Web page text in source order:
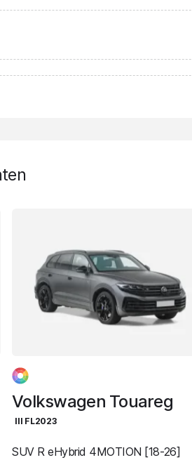
Volkswagen Touareg
III FL2023
SUV R eHybrid 4MOTION [18-26]